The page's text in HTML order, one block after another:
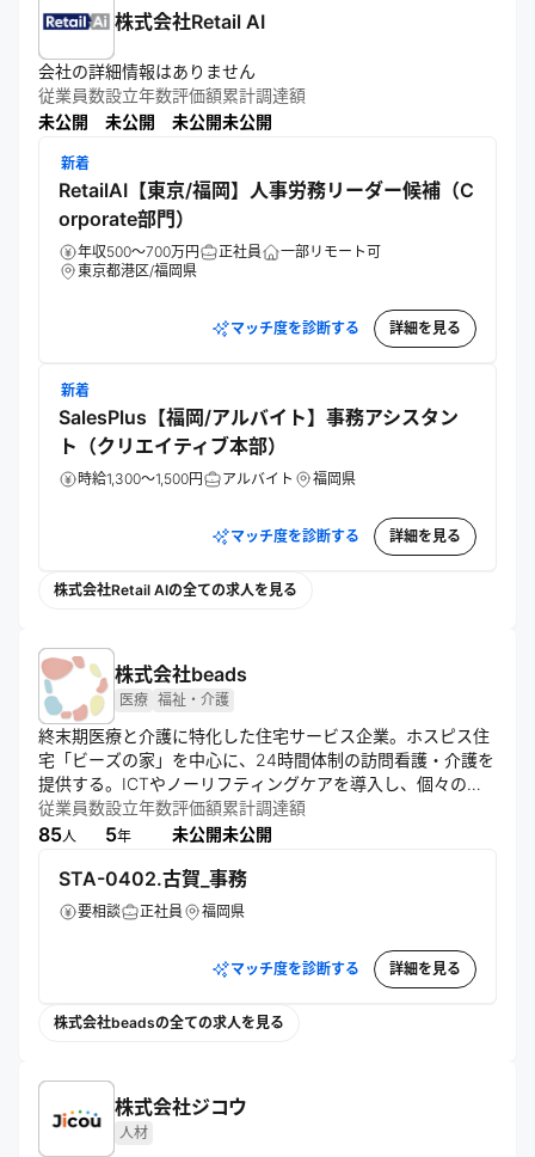
株式会社Retail AI
会社の詳細情報はありません
従業員数
未公開
設立年数
未公開
評価額
未公開
累計調達額
未公開
新着
RetailAI【東京/福岡】人事労務リーダー候補（C
orporate部門）
年収500～700万円 正社員
一部リモート可
東京都港区/福岡県
マッチ度を診断する 詳細を見る
新着
SalesPlus【福岡/アルバイト】事務アシスタン
ト（クリエイティブ本部）
時給1,300～1,500円 アルバイト 福岡県
マッチ度を診断する 詳細を見る
株式会社Retail AIの全ての求人を見る
株式会社beads
医療 福祉・介護
終末期医療と介護に特化した住宅サービス企業。ホスピス住
宅「ビーズの家」を中心に、24時間体制の訪問看護・介護を
提供する。ICTやノーリフティングケアを導入し、個々の価
値観を尊重。地域医療機関と連携し、自分らしい人生の最終
段階を支援する。
従業員数
85人
設立年数
5年
評価額
未公開
累計調達額
未公開
STA-0402.古賀_事務
要相談 正社員 福岡県
マッチ度を診断する 詳細を見る
株式会社beadsの全ての求人を見る
株式会社ジコウ
人材